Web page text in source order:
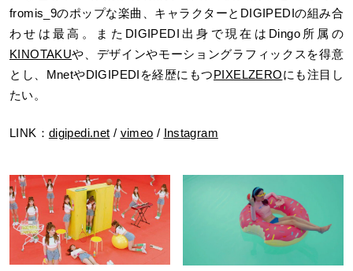
fromis_9のポップな楽曲、キャラクターとDIGIPEDIの組み合
わせは最高。またDIGIPEDI出身で現在はDingo所属の
KINOTAKUや、デザインやモーショングラフィックスを得意
とし、MnetやDIGIPEDIを経歴にもつPIXELZEROにも注目し
たい。
LINK： digipedi.net / vimeo / Instagram